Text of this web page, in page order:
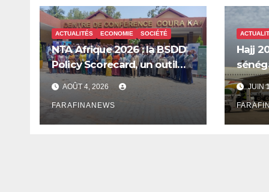
ACTUALITÉS ECONOMIE SOCIÉTÉ
NTA Afrique 2026 : la BSDD
Policy Scorecard, un outil
pour mieux orienter les
dépenses publiques
AOÛT 4, 2026
FARAFINANEWS
Hajj
JUIN